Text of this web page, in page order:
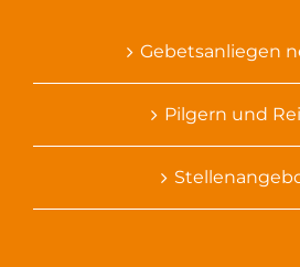
Gebetsanliegen
Pilgern und